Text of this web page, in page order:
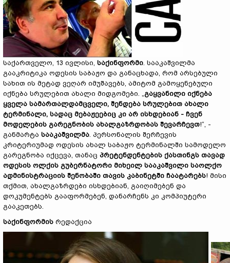
საქართველო, 13 ივლისი, საქინფორმი. სააკაშვილმა
გააკრიტიკა ოდესის საბაჟო და განაცხადა, რომ არსებული
სახით ის მეტად ვეღარ იმუშავებს, ამიტომ გამოყენებული
იქნება სრულებით ახალი მიდგომები. „გაყვანილი იქნება
ყველა სამართალდამცველი, შენდება სრულებით ახალი
ტერმინალი, სადაც მებაჟეებიც კი არ ისხდებიან - ჩვენ
მოდელების გარეგნობის ახალგაზრდობას შევარჩევთ!“, -
განმარტა სააკაშვილმა. პერსონალის შერჩევის
კრიტერიუმად ოდესის ახალ საბაჟო ტერმინალში სამოდელო
გარეგნობა იქცევა, თანაც პრეტენდენტების ქასთინგს თავად
ოდესის ოლქის გუბერნატორი მიხეილ სააკაშვილი საოლქო
ადმინისტრაციის შენობაში თავის კაბინეტში ჩაატარებს! მისი
თქმით, ახალგაზრდები ისხდებიან, გაიღიმებენ და
დოკუმენტებს გააფორმებენ, დანარჩენს კი კომპიუტერი
გააკეთებს.
საქინფორმის რედაქცია